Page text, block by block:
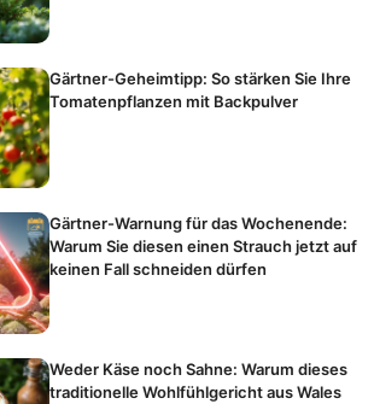
Gärtner-Geheimtipp: So stärken Sie Ihre
Tomatenpflanzen mit Backpulver
Gärtner-Warnung für das Wochenende:
Warum Sie diesen einen Strauch jetzt auf
keinen Fall schneiden dürfen
Weder Käse noch Sahne: Warum dieses
traditionelle Wohlfühlgericht aus Wales